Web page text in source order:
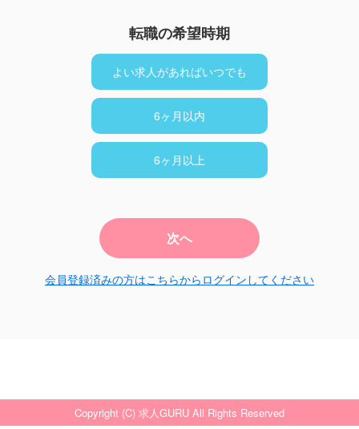
転職の希望時期
よい求人があればいつでも
6ヶ月以内
6ヶ月以上
次へ
会員登録済みの方はこちらからログインしてください
Copyright (C) 求人GURU All Rights Reserved